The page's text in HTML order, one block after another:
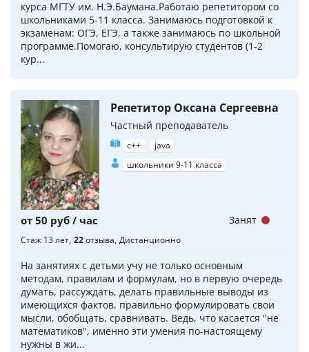
курса МГТУ им. Н.Э.Баумана.Работаю репетитором со
школьниками 5-11 класса. Занимаюсь подготовкой к
экзаменам: ОГЭ, ЕГЭ, а также занимаюсь по школьной
программе.Помогаю, консультирую студентов (1-2
кур...
Репетитор Оксана Сергеевна
Частный преподаватель
c++
java
школьники 9-11 класса
от 50 руб / час
Стаж 13 лет 22отзыва Дистанционно
На занятиях с детьми учу не только основным
методам, правилам и формулам, но в первую очередь
думать, рассуждать, делать правильные выводы из
имеющихся фактов, правильно формулировать свои
мысли, обобщать, сравнивать. Ведь, что касается "не
математиков", именно эти умения по-настоящему
нужны в жи...
Занят